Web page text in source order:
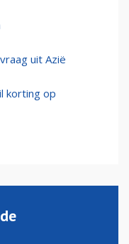
uit Azië
korting op